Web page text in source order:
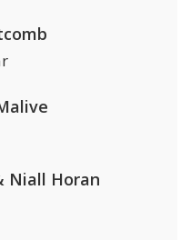
Niall Horan